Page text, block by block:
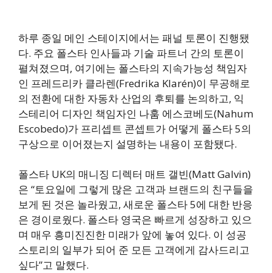
하루 종일 메인 스테이지에서는 패널 토론이 진행됐
다. 주요 폴스타 인사들과 기술 파트너 간의 토론이
펼쳐졌으며, 여기에는 폴스타의 지속가능성 책임자
인 프레드리카 클라렌(Fredrika Klarén)이 무공해로
의 전환에 대한 자동차 산업의 후퇴를 논의하고, 익
스테리어 디자인 책임자인 나훔 에스코베도(Nahum
Escobedo)가 프리셉트 콘셉트가 어떻게 폴스타 5의
구상으로 이어졌는지 설명하는 내용이 포함됐다.
폴스타 UK의 매니징 디렉터 매트 갤빈(Matt Galvin)
은 “토요일에 그렇게 많은 고객과 브랜드의 친구들을
보게 된 것은 놀라웠고, 새로운 폴스타 5에 대한 반응
은 경이로웠다. 폴스타 영국은 빠르게 성장하고 있으
며 매우 흥미진진한 미래가 앞에 놓여 있다. 이 성공
스토리의 일부가 되어 준 모든 고객에게 감사드리고
싶다”고 말했다.